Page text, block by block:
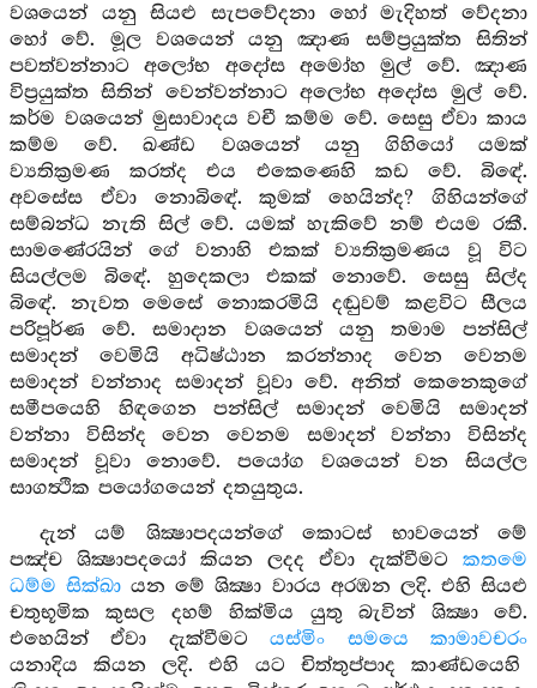
වශයෙන් යනු සියළු සැපවේදනා හෝ මැදිහත් වේදනා
හෝ වේ. මූල වශයෙන් යනු ඤාණ සම්ප්‍රයුක්ත සිතින්
පවත්වන්නාට අලෝභ අදෝස අමෝහ මුල් වේ. ඤාණ
විප්‍රයුක්ත සිතින් වෙන්වන්නාට අලෝභ අදෝස මුල් වේ.
කර්ම වශයෙන් මුසාවාදය වචී කම්ම වේ. සෙසු ඒවා කාය
කම්ම වේ. ඛණ්ඩ වශයෙන් යනු ගිහියෝ යමක්
ව්‍යතික්‍රමණ කරත්ද එය එකෙණෙහි කඩ වේ. බිඳේ.
අවසේස ඒවා නොබිඳේ. කුමක් හෙයින්ද? ගිහියන්ගේ
සම්බන්ධ නැති සිල් වේ. යමක් හැකිවේ නම් එයම රකී.
සාමණේරයින් ගේ වනාහි එකක් ව්‍යතික්‍රමණය වූ විට
සියල්ලම බිඳේ. හුදෙකලා එකක් නොවේ. සෙසු සිල්ද
බිඳේ. නැවත මෙසේ නොකරමියි දඬුවම් කළවිට සීලය
පරිපූර්ණ වේ. සමාදාන වශයෙන් යනු තමාම පන්සිල්
සමාදන් වෙමියි අධිෂ්ඨාන කරන්නාද වෙන වෙනම
සමාදන් වන්නාද සමාදන් වූවා වේ. අනිත් කෙනෙකුගේ
සමීපයෙහි හිඳගෙන පන්සිල් සමාදන් වෙමියි සමාදන්
වන්නා විසින්ද වෙන වෙනම සමාදන් වන්නා විසින්ද
සමාදන් වූවා නොවේ. පයෝග වශයෙන් වන සියල්ල
සාගත්‍ථික පයෝගයෙන් දතයුතුය.
දැන් යම් ශික්‍ෂාපදයන්ගේ කොටස් භාවයෙන් මේ
පඤ්ච ශික්‍ෂාපදයෝ කියන ලදද ඒවා දැක්වීමට කතමෙ
ධම්ම සික්ඛා යන මේ ශික්‍ෂා වාරය අරඹන ලදි. එහි සියළු
චතුභූමික කුසල දහම් හික්මිය යුතු බැවින් ශික්‍ෂා වේ.
එහෙයින් ඒවා දැක්වීමටයස්මිං සමයෙ කාමාවචරං
යනාදිය කියන ලදි. එහි යට චිත්තුප්පාද කාණ්ඩයෙහි